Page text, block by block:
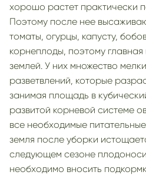
хорошо растет практически
Поэтому после нее
томаты, огурцы, капусту,
корнеплоды, поэтому главная
землей. У них множество
разветвлений, которые
занимая площадь в
развитой корневой системе
все необходимые
земля после уборки
следующем сезоне
необходимо вносить